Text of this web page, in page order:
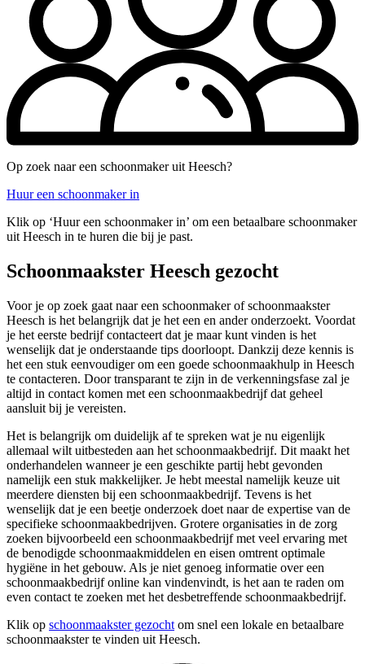
Op zoek naar een schoonmaker uit Heesch?
Huur een schoonmaker in
Klik op ‘Huur een schoonmaker in’ om een betaalbare schoonmaker
uit Heesch in te huren die bij je past.
Schoonmaakster Heesch gezocht
Voor je op zoek gaat naar een schoonmaker of schoonmaakster
Heesch is het belangrijk dat je het een en ander onderzoekt. Voordat
je het eerste bedrijf contacteert dat je maar kunt vinden is het
wenselijk dat je onderstaande tips doorloopt. Dankzij deze kennis is
het een stuk eenvoudiger om een goede schoonmaakhulp in Heesch
te contacteren. Door transparant te zijn in de verkenningsfase zal je
altijd in contact komen met een schoonmaakbedrijf dat geheel
aansluit bij je vereisten.
Het is belangrijk om duidelijk af te spreken wat je nu eigenlijk
allemaal wilt uitbesteden aan het schoonmaakbedrijf. Dit maakt het
onderhandelen wanneer je een geschikte partij hebt gevonden
namelijk een stuk makkelijker. Je hebt meestal namelijk keuze uit
meerdere diensten bij een schoonmaakbedrijf. Tevens is het
wenselijk dat je een beetje onderzoek doet naar de expertise van de
specifieke schoonmaakbedrijven. Grotere organisaties in de zorg
zoeken bijvoorbeeld een schoonmaakbedrijf met veel ervaring met
de benodigde schoonmaakmiddelen en eisen omtrent optimale
hygiëne in het gebouw. Als je niet genoeg informatie over een
schoonmaakbedrijf online kan vindenvindt, is het aan te raden om
even contact te zoeken met het desbetreffende schoonmaakbedrijf.
Klik op schoonmaakster gezocht om snel een lokale en betaalbare
schoonmaakster te vinden uit Heesch.